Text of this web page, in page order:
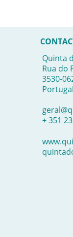
Quinta
Rua do
3530-
Portugal
+ 351